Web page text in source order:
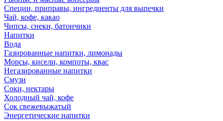
Специи, приправы, ингредиенты для выпечки
Чай, кофе, какао
Чипсы, снеки, батончики
Напитки
Вода
Газированные напитки, лимонады
Морсы, кисели, компоты, квас
Негазированные напитки
Смузи
Соки, нектары
Холодный чай, кофе
Сок свежевыжатый
Энергетические напитки